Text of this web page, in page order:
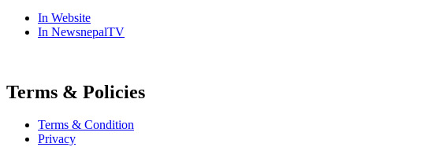
In Website
In NewsnepalTV
Terms & Policies
Terms & Condition
Privacy